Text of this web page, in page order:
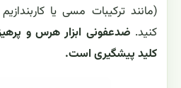
(مانند ترکیبات مسی یا
کنید. ضدعفونی ابزار هرس و
کلید پیشگیری است.